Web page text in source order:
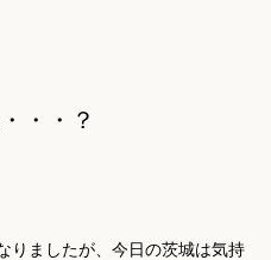
・・？
りましたが、今日の茨城は気持